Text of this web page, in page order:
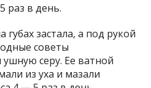
раз в день.
губах застала, а под рукой
советы
серу. Ее ватной
из уха и мазали